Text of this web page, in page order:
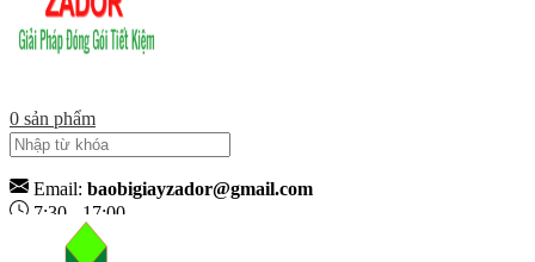
0 sản phẩm
Email: baobigiayzador@gmail.com
7:30 - 17:00